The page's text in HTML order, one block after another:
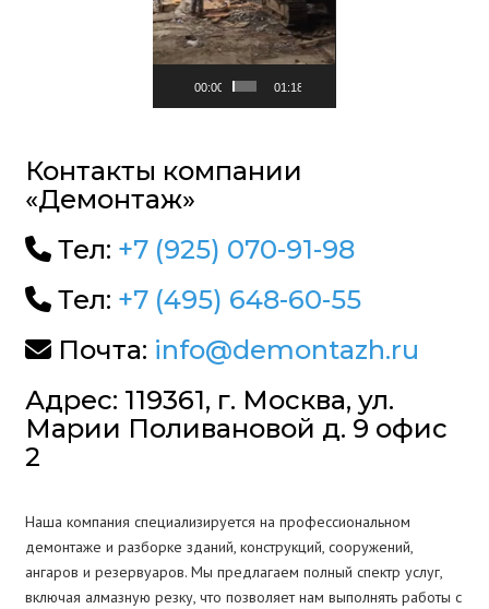
00:00 01:18
Контакты компании
«Демонтаж»
Тел: +7 (925) 070-91-98
Тел: +7 (495) 648-60-55
Почта: info@demontazh.ru
Адрес: 119361, г. Москва, ул.
Марии Поливановой д. 9 офис
2
Наша компания специализируется на профессиональном
демонтаже и разборке зданий, конструкций, сооружений,
ангаров и резервуаров. Мы предлагаем полный спектр услуг,
включая алмазную резку, что позволяет нам выполнять работы с